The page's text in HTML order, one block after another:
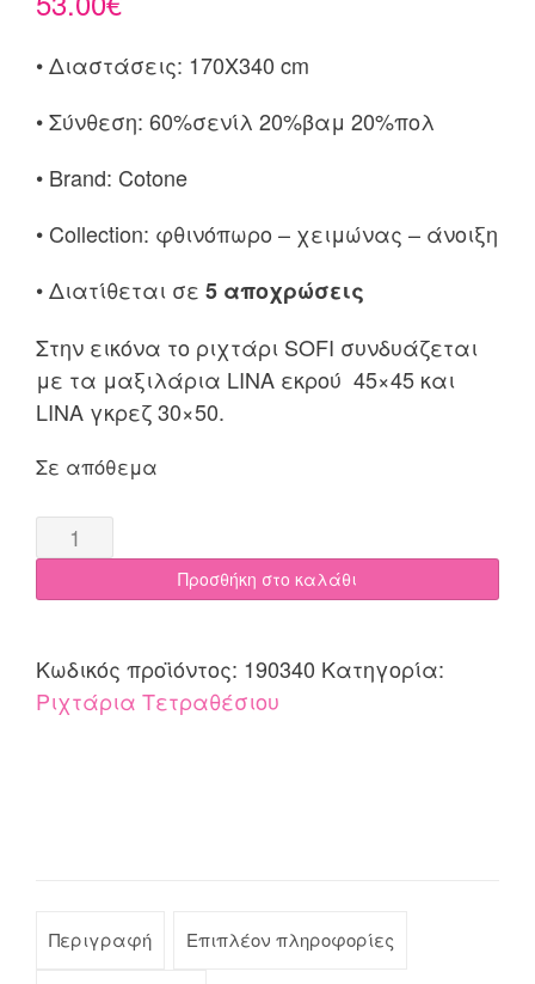
• Διαστάσεις: 170X340 cm
• Σύνθεση: 60%σενίλ 20%βαμ 20%πολ
• Brand: Cotone
• Collection: φθινόπωρο – χειμώνας – άνοιξη
• Διατίθεται σε 5 αποχρώσεις
Στην εικόνα το ριχτάρι SOFI συνδυάζεται
με τα μαξιλάρια LINA εκρού 45×45 και
LINA γκρεζ 30×50.
Σε απόθεμα
Ριχτάρι
τετραθέσιου
170x340
SOFI
γκρεζ
quantity
Προσθήκη στο καλάθι
Κωδικός προϊόντος: 190340 Κατηγορία:
Ριχτάρια Τετραθέσιου
Περιγραφή Επιπλέον πληροφορίες